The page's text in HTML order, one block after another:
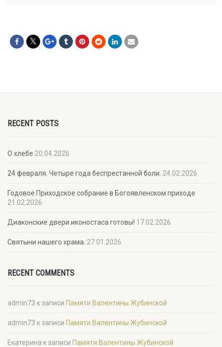
RECENT POSTS
О хлебе 20.04.2026
24 февраля. Четыре года беспрестанной боли. 24.02.2026
Годовое Приходское собрание в Богоявленском приходе
21.02.2026
Диаконские двери иконостаса готовы! 17.02.2026
Святыни нашего храма. 27.01.2026
RECENT COMMENTS
admin73 к записи Памяти Валентины Жубинской
admin73 к записи Памяти Валентины Жубинской
Екатерина к записи Памяти Валентины Жубинской